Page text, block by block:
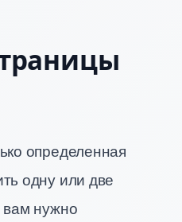
определенная
одну или две
вам нужно